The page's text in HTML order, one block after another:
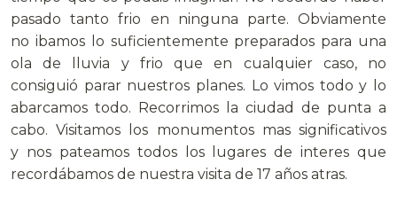
pasado tanto frio en ninguna parte. Obviamente
no ibamos lo suficientemente preparados para una
ola de lluvia y frio que en cualquier caso, no
consiguió parar nuestros planes. Lo vimos todo y lo
abarcamos todo. Recorrimos la ciudad de punta a
cabo. Visitamos los monumentos mas significativos
y nos pateamos todos los lugares de interes que
recordábamos de nuestra visita de 17 años atras.